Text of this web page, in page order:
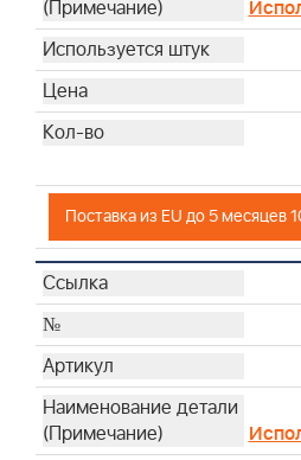
Поставка из EU до 5 месяцев